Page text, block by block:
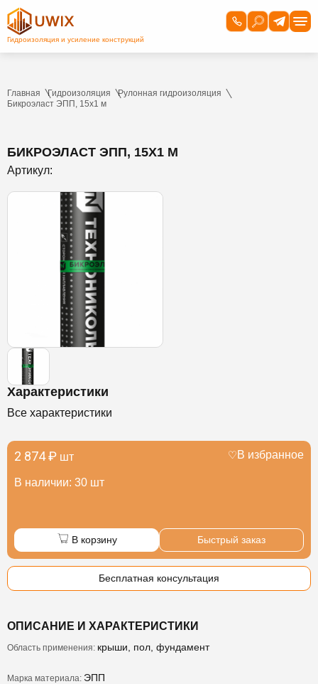
Главная Гидроизоляция
Рулонная гидроизоляция
Бикроэласт ЭПП, 15х1 м
БИКРОЭЛАСТ ЭПП, 15Х1 М
Артикул:
Характеристики
Все характеристики
2 874 ₽ шт
В наличии: 30 шт
В избранное
В корзину Быстрый заказ
Бесплатная консультация
ОПИСАНИЕ И ХАРАКТЕРИСТИКИ
Область применения: крыши, пол, фундамент
Марка материала: ЭПП